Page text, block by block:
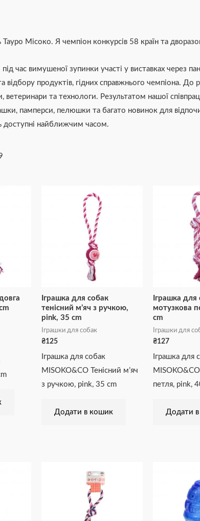
Тауро Місоко. Я чемпіон конкурсів 58 країн та
час вимушеної зупинки участі у виставках через
відбору продуктів, гідних справжнього чемпіона.
ветеринари та технологи. Результатом нашої
памперси, пелюшки та багато новинок для
доступні найближчим часом.
Іграшка для собак
тенісний м’яч з ручкою,
pink, 35 cm
Іграшки для собак
₴125
Іграшка для собак
MISOKO&CO Тенісний м’яч
з ручкою, pink, 35 cm
Додати в кошик
Іграшка для
мотузкова
cm
Іграшки для
₴127
Іграшка для
петля, pink,
Додати